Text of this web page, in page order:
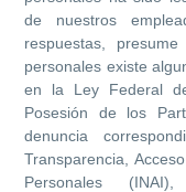
de nuestros
respuestas,
personales existe
en la Ley Federal
Posesión de los
denuncia
Transparencia,
Personales